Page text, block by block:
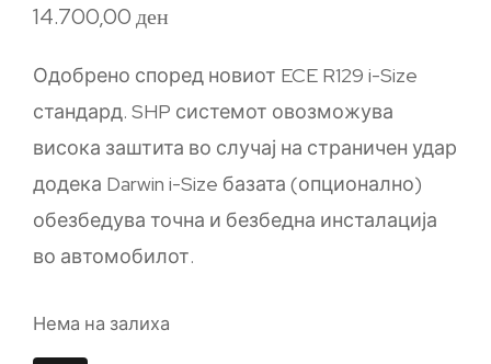
14.700,00ден
Одобрено според новиот ECE R129 i-Size
стандард. SHP системот овозможува
висока заштита во случај на страничен удар
додека Darwin i-Size базата (опционално)
обезбедува точна и безбедна инсталација
во автомобилот.
Нема на залиха